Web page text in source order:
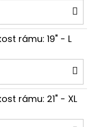
rámu: 19" - L
rámu: 21" - XL